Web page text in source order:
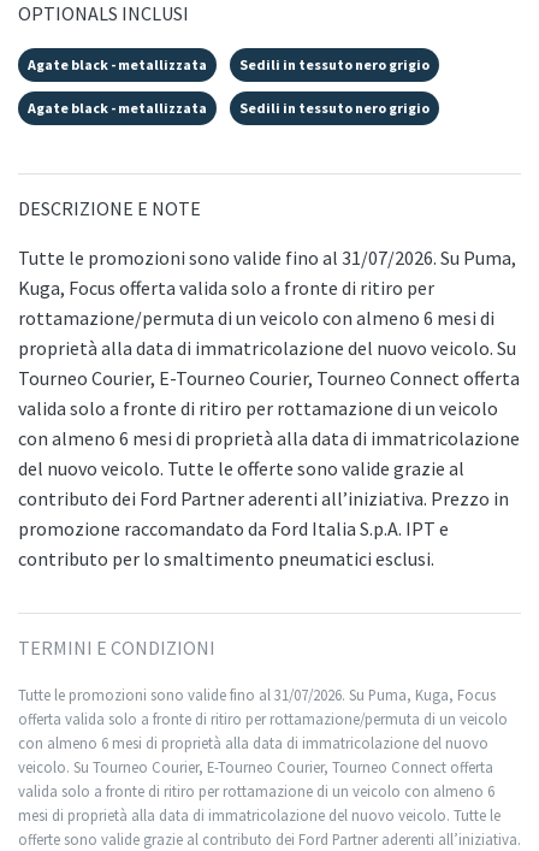
OPTIONALS INCLUSI
Agate black - metallizzata Sedili in tessuto nero grigio
Agate black - metallizzata Sedili in tessuto nero grigio
DESCRIZIONE E NOTE
Tutte le promozioni sono valide fino al 31/07/2026. Su Puma,
Kuga, Focus offerta valida solo a fronte di ritiro per
rottamazione/permuta di un veicolo con almeno 6 mesi di
proprietà alla data di immatricolazione del nuovo veicolo. Su
Tourneo Courier, E-Tourneo Courier, Tourneo Connect offerta
valida solo a fronte di ritiro per rottamazione di un veicolo
con almeno 6 mesi di proprietà alla data di immatricolazione
del nuovo veicolo. Tutte le offerte sono valide grazie al
contributo dei Ford Partner aderenti all’iniziativa. Prezzo in
promozione raccomandato da Ford Italia S.p.A. IPT e
contributo per lo smaltimento pneumatici esclusi.
TERMINI E CONDIZIONI
Tutte le promozioni sono valide fino al 31/07/2026. Su Puma, Kuga, Focus
offerta valida solo a fronte di ritiro per rottamazione/permuta di un veicolo
con almeno 6 mesi di proprietà alla data di immatricolazione del nuovo
veicolo. Su Tourneo Courier, E-Tourneo Courier, Tourneo Connect offerta
valida solo a fronte di ritiro per rottamazione di un veicolo con almeno 6
mesi di proprietà alla data di immatricolazione del nuovo veicolo. Tutte le
offerte sono valide grazie al contributo dei Ford Partner aderenti all’iniziativa.